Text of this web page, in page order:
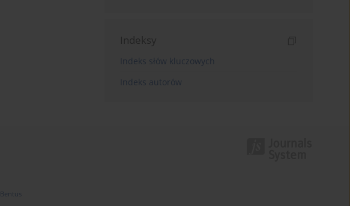
Indeksy
Indeks słów kluczowych
Indeks autorów
Bentus